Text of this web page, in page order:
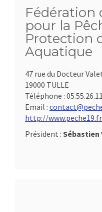
Fédération
pour la
Protection
Aquatique
47 rue du Docteur
19000 TULLE
Téléphone :
Email :
http://www.peche19.fr
Président : Sébastien